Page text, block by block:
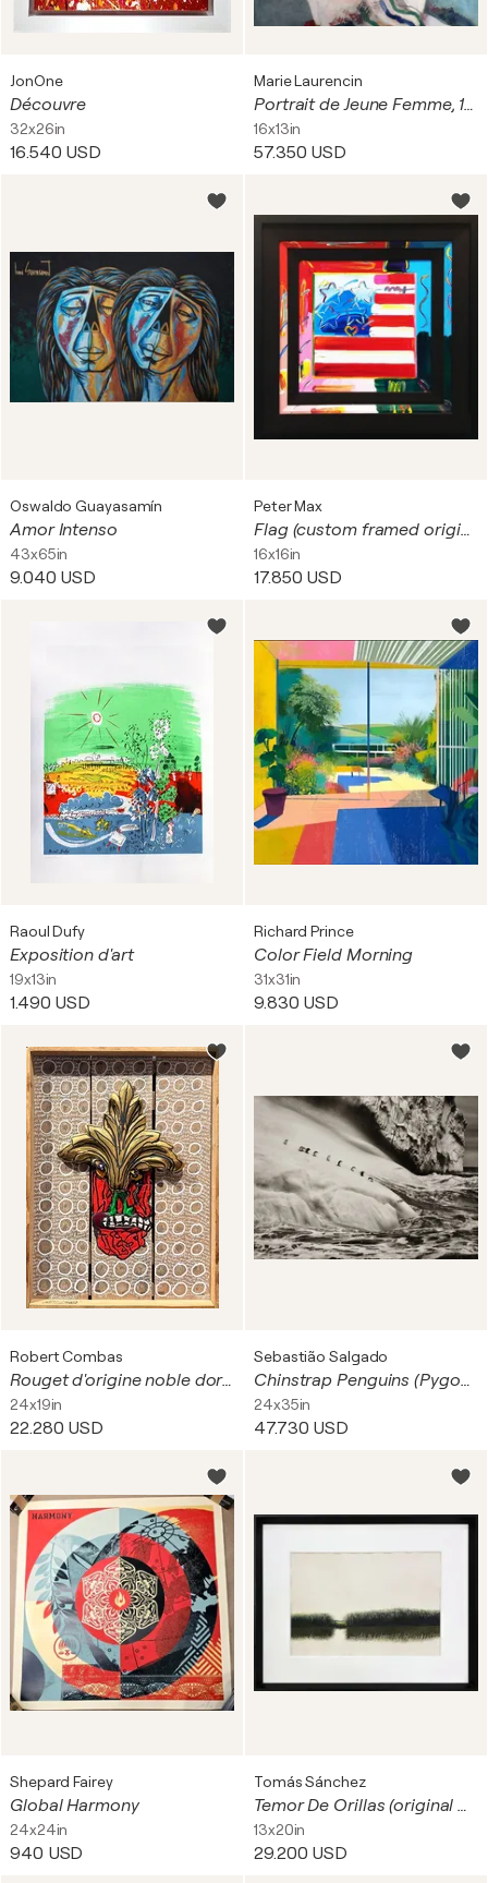
JonOne
Découvre
32x26in
16.540 USD
Marie Laurencin
Portrait de Jeune Femme, 1883-1956
16x13in
57.350 USD
Oswaldo Guayasamín
Amor Intenso
43x65in
9.040 USD
Peter Max
Flag (custom framed original painting on canvas)
16x16in
17.850 USD
Raoul Dufy
Exposition d'art
19x13in
1.490 USD
Richard Prince
Color Field Morning
31x31in
9.830 USD
Robert Combas
Rouget d'origine noble dorée
24x19in
22.280 USD
Sebastião Salgado
Chinstrap Penguins (Pygoscelis Antartica) on an iceberg located between Zavodovski and Visokoi Islands, South Sandwich Islands
24x35in
47.730 USD
Shepard Fairey
Global Harmony
24x24in
940 USD
Tomás Sánchez
Temor De Orillas (original plaka painting on paper)
13x20in
29.200 USD